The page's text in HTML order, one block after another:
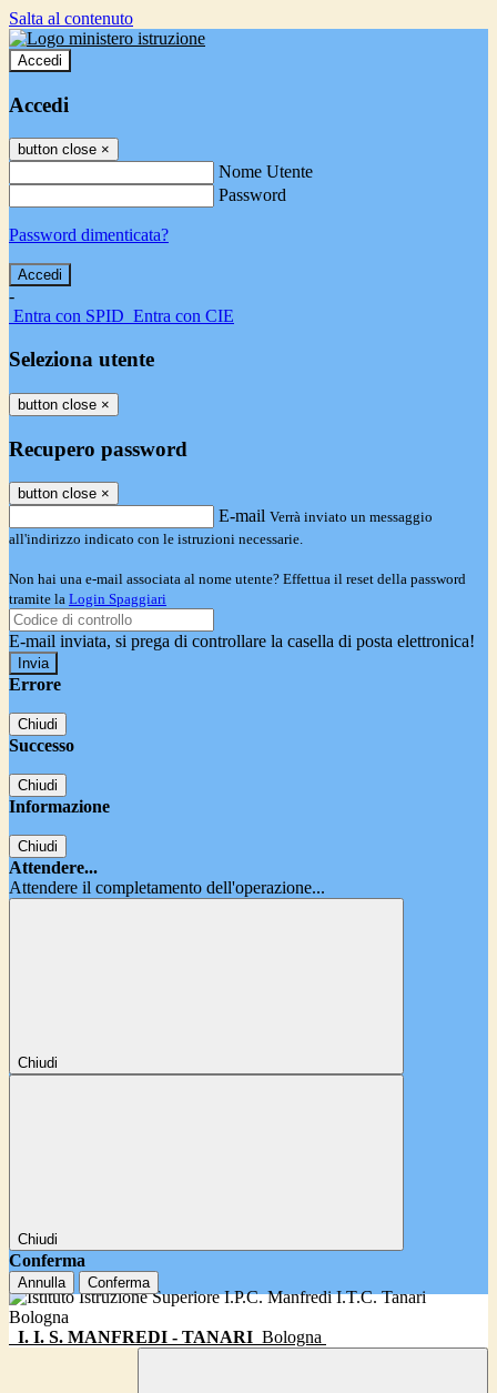
Salta al contenuto
Accedi
Accedi
button close ×
Nome Utente
Password
Password dimenticata?
-
Entra con SPID Entra con CIE
Seleziona utente
button close ×
Recupero password
button close ×
E-mail Verrà inviato un messaggio
all'indirizzo indicato con le istruzioni necessarie.
Non hai una e-mail associata al nome utente? Effettua il reset della password
tramite la Login Spaggiari
E-mail inviata, si prega di controllare la casella di posta elettronica!
Errore
Chiudi
Successo
Chiudi
Informazione
Chiudi
Attendere...
Attendere il completamento dell'operazione...
Chiudi
Chiudi
Conferma
Annulla Conferma
I. I. S. MANFREDI - TANARI Bologna